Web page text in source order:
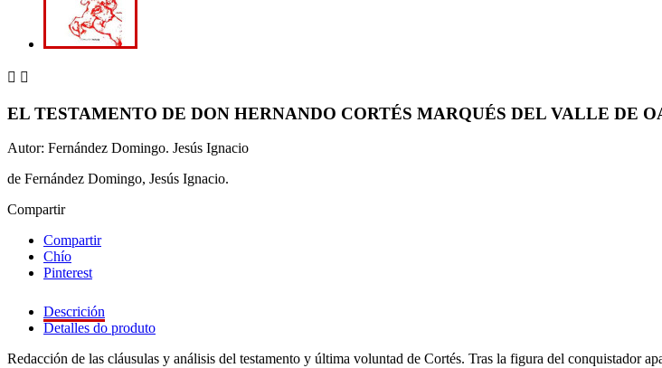
 
EL TESTAMENTO DE DON HERNANDO CORTÉS MARQUÉS DEL VALLE DE
Autor: Fernández Domingo. Jesús Ignacio
de Fernández Domingo, Jesús Ignacio.
Compartir
Compartir
Chío
Pinterest
Descrición
Detalles do produto
Redacción de las cláusulas y análisis del testamento y última voluntad de Cortés. Tras la figura del conquistador